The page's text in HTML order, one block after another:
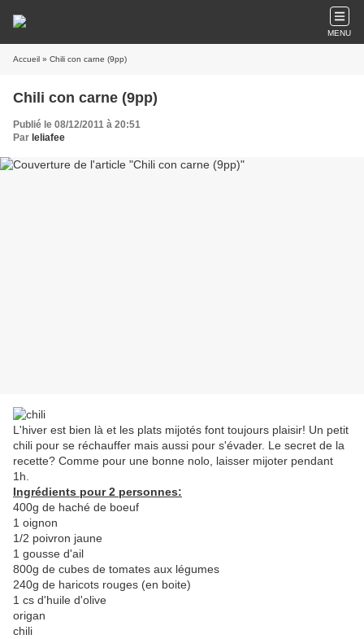
MENU
Accueil » Chili con carne (9pp)
Chili con carne (9pp)
Publié le 08/12/2011 à 20:51
Par leliafee
L'hiver est bien là et les plats mijotés font toujours plaisir! Un petit
chili pour se réchauffer mais aussi pour s'évader. Le secret de la
recette? Comme pour une bonne nolo, laisser mijoter pendant
1h.
Ingrédients pour 2 personnes:
400g de haché de boeuf
1 oignon
1/2 poivron jaune
1 gousse d'ail
800g de cubes de tomates aux légumes
240g de haricots rouges (en boite)
1 cs d'huile d'olive
origan
chili